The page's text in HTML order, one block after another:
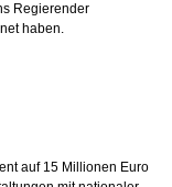
Regierender
haben.
auf 15 Millionen Euro